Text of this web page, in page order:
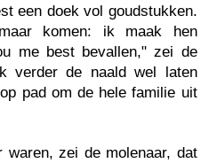
een doek vol goudstukken.
komen: ik maak hen
me best bevallen," zei de
verder de naald wel laten
pad om de hele familie uit
zei de molenaar, dat